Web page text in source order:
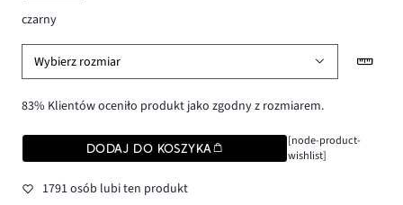
czarny
Wybierz rozmiar
83% Klientów oceniło produkt jako zgodny z rozmiarem.
DODAJ DO KOSZYKA
[node-product-
wishlist]
1791 osób lubi ten produkt